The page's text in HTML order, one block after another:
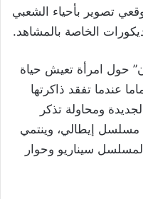
تصوير بأحياء الشعبي
الخاصة بالمشاهد.
حول امرأة تعيش حياة
عندما تفقد ذاكرتها
ومحاولة تذكر
إيطالي، وينتمي
سيناريو وحوار